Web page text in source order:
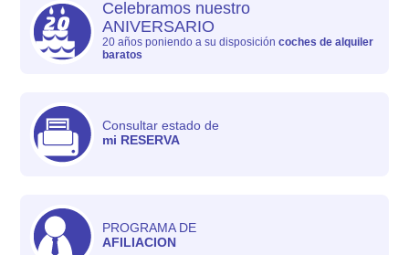
Celebramos nuestro
ANIVERSARIO
20 años poniendo a su disposicióncoches de alquiler
baratos
Consultar estado de
mi RESERVA
PROGRAMA DE
AFILIACION